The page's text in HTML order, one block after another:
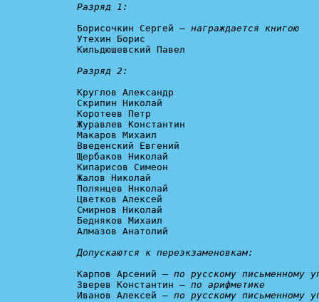
Разряд 1:
Борисочкин Сергей – награждается книгою
Утехин Борис
Кильдюшевский Павел
Разряд 2:
Круглов Александр
Скрипин Николай
Коротеев Петр
Журавлев Константин
Макаров Михаил
Введенский Евгений
Щербаков Николай
Кипарисов Симеон
Жалов Николай
Полянцев Ннколай
Цветков Алексей
Смирнов Николай
Бедняков Михаил
Алмазов Анатолий
Допускаются к переэкзаменовкам:
Карпов Арсений – по русскому письменному
Зверев Константин – по арифметике
Иванов Алексей – по русскому письменному